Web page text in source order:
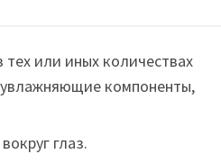
тех или иных количествах
увлажняющие компоненты,
глаз.